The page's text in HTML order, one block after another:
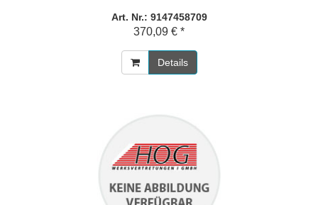
Art. Nr.: 9147458709
370,09 € *
Details